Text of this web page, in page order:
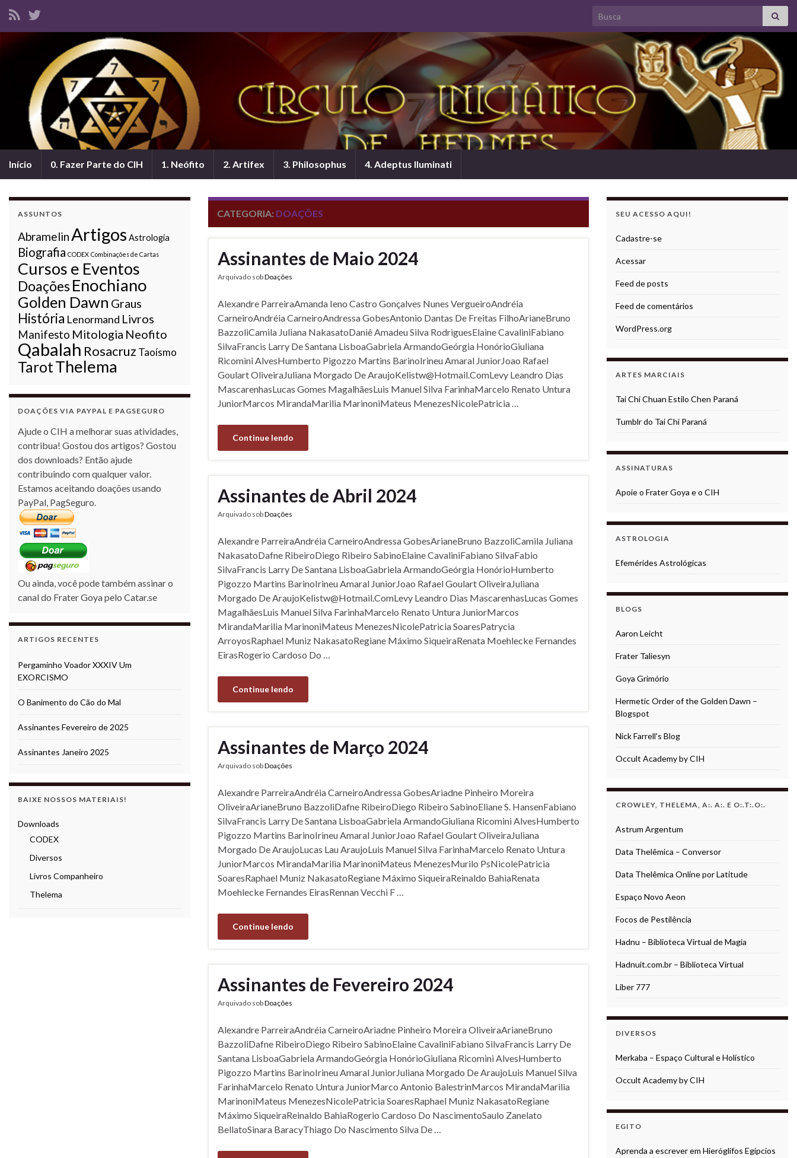
Search for:
Início 0. Fazer Parte do CIH 1. Neófito 2. Artifex 3. Philosophus 4. Adeptus Iluminati
CATEGORIA: DOAÇÕES
Assinantes de Maio 2024
Arquivado sobDoações
Alexandre ParreiraAmanda Ieno Castro Gonçalves Nunes VergueiroAndréia
CarneiroAndréia CarneiroAndressa GobesAntonio Dantas De Freitas FilhoArianeBruno
BazzoliCamila Juliana NakasatoDaniê Amadeu Silva RodriguesElaine CavaliniFabiano
SilvaFrancis Larry De Santana LisboaGabriela ArmandoGeórgia HonórioGiuliana
Ricomini AlvesHumberto Pigozzo Martins BarinoIrineu Amaral JuniorJoao Rafael
Goulart OliveiraJuliana Morgado De AraujoKelistw@Hotmail.ComLevy Leandro Dias
MascarenhasLucas Gomes MagalhãesLuis Manuel Silva FarinhaMarcelo Renato Untura
JuniorMarcos MirandaMarilia MarinoniMateus MenezesNicolePatricia …
Continue lendo
Assinantes de Abril 2024
Arquivado sobDoações
Alexandre ParreiraAndréia CarneiroAndressa GobesArianeBruno BazzoliCamila Juliana
NakasatoDafne RibeiroDiego Ribeiro SabinoElaine CavaliniFabiano SilvaFabio
SilvaFrancis Larry De Santana LisboaGabriela ArmandoGeórgia HonórioHumberto
Pigozzo Martins BarinoIrineu Amaral JuniorJoao Rafael Goulart OliveiraJuliana
Morgado De AraujoKelistw@Hotmail.ComLevy Leandro Dias MascarenhasLucas Gomes
MagalhãesLuis Manuel Silva FarinhaMarcelo Renato Untura JuniorMarcos
MirandaMarilia MarinoniMateus MenezesNicolePatricia SoaresPatrycia
ArroyosRaphael Muniz NakasatoRegiane Máximo SiqueiraRenata Moehlecke Fernandes
EirasRogerio Cardoso Do …
Continue lendo
Assinantes de Março 2024
Arquivado sobDoações
Alexandre ParreiraAndréia CarneiroAndressa GobesAriadne Pinheiro Moreira
OliveiraArianeBruno BazzoliDafne RibeiroDiego Ribeiro SabinoEliane S. HansenFabiano
SilvaFrancis Larry De Santana LisboaGabriela ArmandoGiuliana Ricomini AlvesHumberto
Pigozzo Martins BarinoIrineu Amaral JuniorJoao Rafael Goulart OliveiraJuliana
Morgado De AraujoLucas Lau AraujoLuis Manuel Silva FarinhaMarcelo Renato Untura
JuniorMarcos MirandaMarilia MarinoniMateus MenezesMurilo PsNicolePatricia
SoaresRaphael Muniz NakasatoRegiane Máximo SiqueiraReinaldo BahiaRenata
Moehlecke Fernandes EirasRennan Vecchi F …
Continue lendo
Assinantes de Fevereiro 2024
Arquivado sobDoações
Alexandre ParreiraAndréia CarneiroAriadne Pinheiro Moreira OliveiraArianeBruno
BazzoliDafne RibeiroDiego Ribeiro SabinoElaine CavaliniFabiano SilvaFrancis Larry De
Santana LisboaGabriela ArmandoGeórgia HonórioGiuliana Ricomini AlvesHumberto
Pigozzo Martins BarinoIrineu Amaral JuniorJuliana Morgado De AraujoLuis Manuel Silva
FarinhaMarcelo Renato Untura JuniorMarco Antonio BalestrinMarcos MirandaMarilia
MarinoniMateus MenezesNicolePatricia SoaresRaphael Muniz NakasatoRegiane
Máximo SiqueiraReinaldo BahiaRogerio Cardoso Do NascimentoSaulo Zanelato
BellatoSinara BaracyThiago Do Nascimento Silva De …
ASSUNTOS
AbramelinArtigos Astrologia
Biografia CODEX Combinações de Cartas
Cursos e Eventos
DoaçõesEnochiano
Golden Dawn Graus
História Lenormand Livros
Manifesto Mitologia Neofito
Qabalah Rosacruz Taoísmo
TarotThelema
DOAÇÕES VIA PAYPAL E PAGSEGURO
Ajude o CIH a melhorar suas atividades,
contribua! Gostou dos artigos? Gostou
dos downloads? Então ajude
contribuindo com qualquer valor.
Estamos aceitando doações usando
PayPal, PagSeguro.
Ou ainda, você pode também assinar o
canal do Frater Goya pelo Catar.se
ARTIGOS RECENTES
Pergaminho Voador XXXIV Um
EXORCISMO
O Banimento do Cão do Mal
Assinantes Fevereiro de 2025
Assinantes Janeiro 2025
BAIXE NOSSOS MATERIAIS!
Downloads
CODEX
Diversos
Livros Companheiro
Thelema
SEU ACESSO AQUI!
Cadastre-se
Acessar
Feed de posts
Feed de comentários
WordPress.org
ARTES MARCIAIS
Tai Chi Chuan Estilo Chen Paraná
Tumblr do Tai Chi Paraná
ASSINATURAS
Apoie o Frater Goya e o CIH
ASTROLOGIA
Efemérides Astrológicas
BLOGS
Aaron Leicht
Frater Taliesyn
Goya Grimório
Hermetic Order of the Golden Dawn –
Blogspot
Nick Farrell's Blog
Occult Academy by CIH
CROWLEY, THELEMA, A:. A:. E O:.T:.O:.
Astrum Argentum
Data Thelêmica – Conversor
Data Thelêmica Online por Latitude
Espaço Novo Aeon
Focos de Pestilência
Hadnu – Biblioteca Virtual de Magia
Hadnuit.com.br – Biblioteca Virtual
Liber 777
DIVERSOS
Merkaba – Espaço Cultural e Holístico
Occult Academy by CIH
EGITO
Aprenda a escrever em Hieróglifos Egípcios